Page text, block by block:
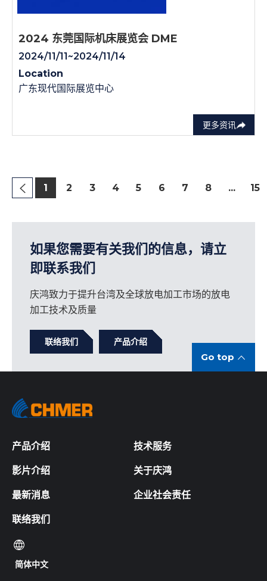
更多资讯
2024 东莞国际机床展览会 DME
2024/11/11~2024/11/14
Location
广东现代国际展览中心
1 2 3 4 5 6 7 8 ... 15
如果您需要有关我们的信息，请立
即联系我们
庆鸿致力于提升台湾及全球放电加工市场的放电
加工技术及质量
联络我们 产品介绍
Go top
产品介绍 技术服务
影片介绍 关于庆鸿
最新消息 企业社会责任
联络我们
简体中文